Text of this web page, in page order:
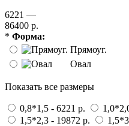
6221 —
86400 р.
* Форма:
Прямоуг.
Овал
Показать все размеры
0,8*1,5 - 6221 р.
1,5*2,3 - 19872 р.